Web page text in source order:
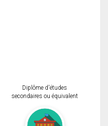
Diplôme d'études
secondaires ou équivalent